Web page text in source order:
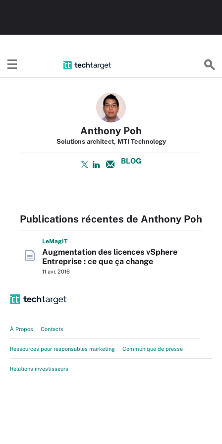
Anthony Poh
Solutions architect, MTI Technology
BLOG
Publications récentes de Anthony Poh
LeMagIT
Augmentation des licences vSphere
Entreprise : ce que ça change
11 avr. 2016
À Propos Contacts
Ressources pour responsables marketing Communiqué de presse
Relations investisseurs